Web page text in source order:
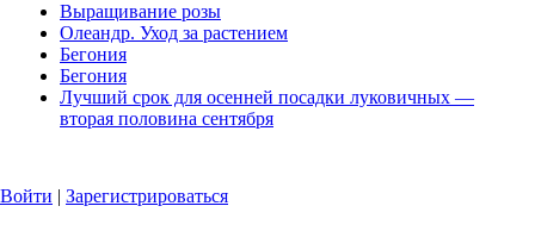
Выращивание розы
Олеандр. Уход за растением
Бегония
Бегония
Лучший срок для осенней посадки луковичных —
вторая половина сен­тября
Войти | Зарегистрироваться